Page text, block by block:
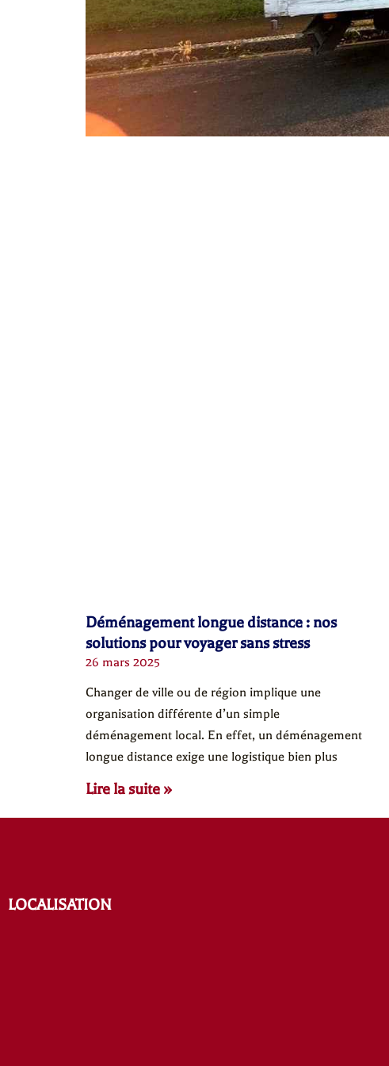
Déménagement longue distance : nos
solutions pour voyager sans stress
26 mars 2025
Changer de ville ou de région implique une
organisation différente d’un simple
déménagement local. En effet, un déménagement
longue distance exige une logistique bien plus
Lire la suite »
LOCALISATION